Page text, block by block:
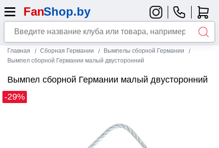
Главная Сборная Германии
Вымпелы сборной Германии
Вымпел сборной Германии малый двусторонний
Вымпел сборной Германии малый двусторонний
-29%